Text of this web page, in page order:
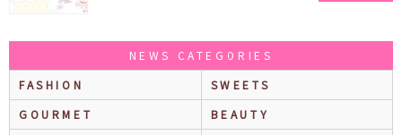
NEWS CATEGORIES
FASHION
SWEETS
GOURMET
BEAUTY